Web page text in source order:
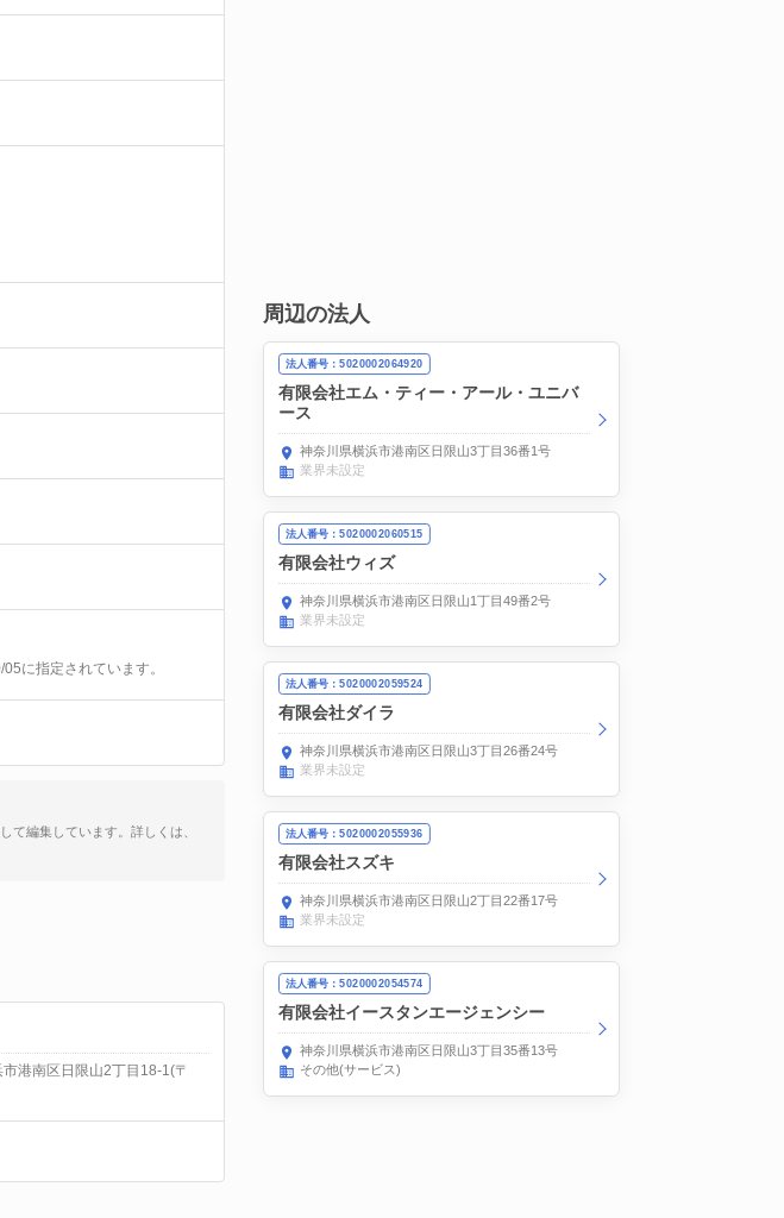
に指定されています。
て編集しています。詳しくは、
港南区日限山2丁目18-1(〒
周辺の法人
法人番号：5020002064920
有限会社エム・ティー・アール・ユニバ
ース
神奈川県横浜市港南区日限山3丁目36番1号
業界未設定
法人番号：5020002060515
有限会社ウィズ
神奈川県横浜市港南区日限山1丁目49番2号
業界未設定
法人番号：5020002059524
有限会社ダイラ
神奈川県横浜市港南区日限山3丁目26番24号
業界未設定
法人番号：5020002055936
有限会社スズキ
神奈川県横浜市港南区日限山2丁目22番17号
業界未設定
法人番号：5020002054574
有限会社イースタンエージェンシー
神奈川県横浜市港南区日限山3丁目35番13号
その他(サービス)